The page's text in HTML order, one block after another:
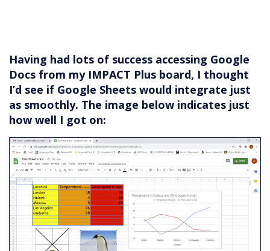
Having had lots of success accessing Google
Docs from my IMPACT Plus board, I thought
I’d see if Google Sheets would integrate just
as smoothly. The image below indicates just
how well I got on: